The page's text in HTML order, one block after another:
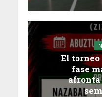
El
fase
afronta